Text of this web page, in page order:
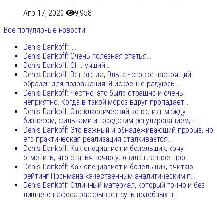
Апр 17, 2020
9,958
Все популярные новости
Denis Dankoff: .....
Denis Dankoff: Очень полезная статья...
Denis Dankoff: ОН лучший...
Denis Dankoff: Вот это да, Ольга - это же настоящий
образец для подражания! Я искренне радуюсь...
Denis Dankoff: Честно, это было страшно и очень
неприятно. Когда в такой мороз вдруг пропадает...
Denis Dankoff: Это классический конфликт между
бизнесом, жильцами и городским регулированием, г...
Denis Dankoff: Это важный и обнадеживающий прорыв, но
его практическая реализация сталкивается...
Denis Dankoff: Как специалист и болельщик, хочу
отметить, что статья точно уловила главное: про...
Denis Dankoff: Как специалист и болельщик, считаю
рейтинг Пронмана качественным аналитическим п...
Denis Dankoff: Отличный материал, который точно и без
лишнего пафоса раскрывает суть подобных п...